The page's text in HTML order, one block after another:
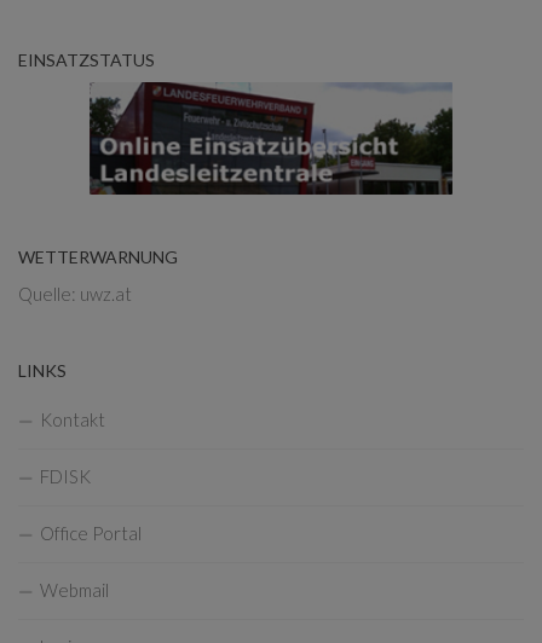
EINSATZSTATUS
WETTERWARNUNG
Quelle: uwz.at
LINKS
Kontakt
FDISK
Office Portal
Webmail